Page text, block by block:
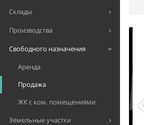
Склады
Производства
Свободного назначения
Аренда
Продажа
ЖК с ком. помещениями
Земельные участки